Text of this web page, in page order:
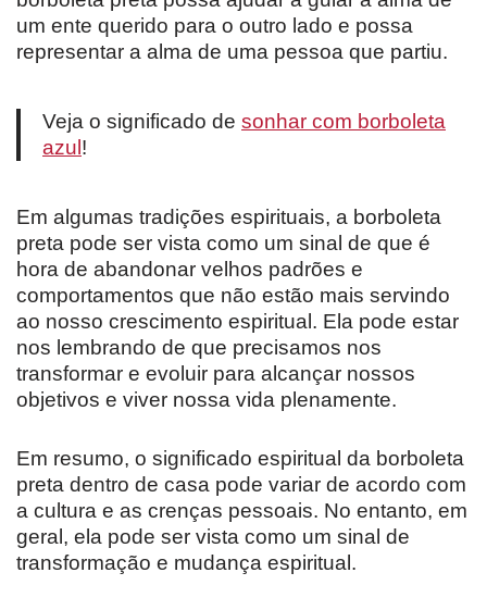
um ente querido para o outro lado e possa
representar a alma de uma pessoa que partiu.
Veja o significado de sonhar com borboleta
azul !
Em algumas tradições espirituais, a borboleta
preta pode ser vista como um sinal de que é
hora de abandonar velhos padrões e
comportamentos que não estão mais servindo
ao nosso crescimento espiritual. Ela pode estar
nos lembrando de que precisamos nos
transformar e evoluir para alcançar nossos
objetivos e viver nossa vida plenamente.
Em resumo, o significado espiritual da borboleta
preta dentro de casa pode variar de acordo com
a cultura e as crenças pessoais. No entanto, em
geral, ela pode ser vista como um sinal de
transformação e mudança espiritual.